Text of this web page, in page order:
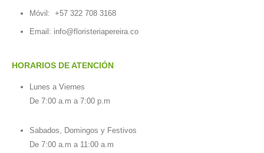
Móvil: +57 322 708 3168
Email: info@floristeriapereira.co
HORARIOS DE ATENCIÓN
Lunes a Viernes
De 7:00 a.m a 7:00 p.m
Sabados, Domingos y Festivos
De 7:00 a.m a 11:00 a.m